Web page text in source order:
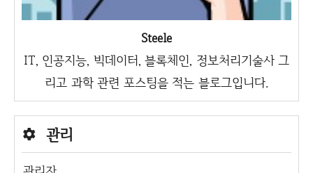
Steele
IT, 인공지능, 빅데이터, 블록체인, 정보처리기술사 그
리고 과학 관련 포스팅을 적는 블로그입니다.
관리